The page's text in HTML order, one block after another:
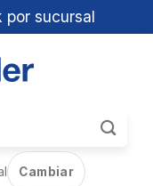
por sucursal
Cambiar